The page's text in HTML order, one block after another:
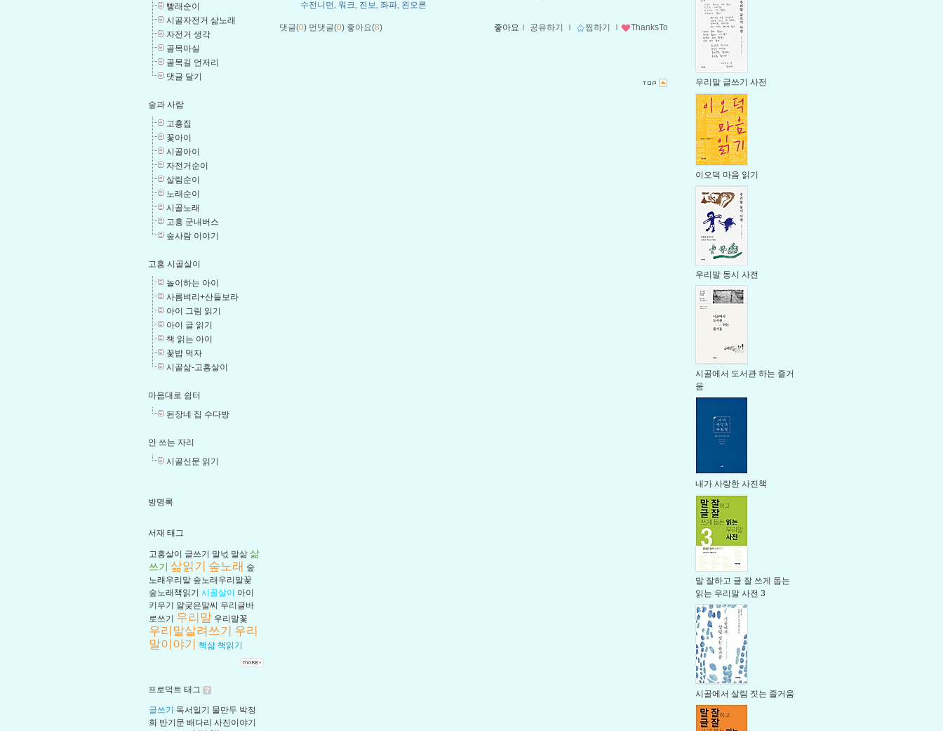
빨래순이
시골자전거 삶노래
자전거 생각
골목마실
골목길 언저리
댓글 달기
숲과 사람
고흥집
꽃아이
시골아이
자전거순이
살림순이
노래순이
시골노래
고흥 군내버스
숲사람 이야기
고흥 시골살이
놀이하는 아이
사름벼리+산들보라
아이 그림 읽기
아이 글 읽기
책 읽는 아이
꽃밥 먹자
시골삶-고흥살이
마음대로 쉼터
된장네 집 수다방
안 쓰는 자리
시골신문 읽기
방명록
서재 태그
고흥살이 글쓰기 말넋 말삶 삶
쓰기 삶읽기 숲노래 숲
노래우리말 숲노래우리말꽃
숲노래책읽기 시골살이
아이
키우기
얄궂은말씨 우리글바
로쓰기
우리말 우리말꽃
우리말살려쓰기
우리
말이야기
책삶 책읽기
프로덕트 태그
글쓰기 독서일기 물만두 박정
희 반기문 배다리 사진이야기
수전니먼, 워크, 진보, 좌파, 왼오른
댓글(0) 먼댓글(0) 좋아요(8) 좋아요 ｌ 공유하기 ｌ 찜하기 ｌ ThanksTo
우리말 글쓰기 사전
이오덕 마음 읽기
우리말 동시 사전
시골에서 도서관 하는 즐거
움
내가 사랑한 사진책
말 잘하고 글 잘 쓰게 돕는
읽는 우리말 사전 3
시골에서 살림 짓는 즐거움